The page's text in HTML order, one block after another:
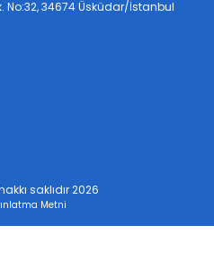
No:32, 34674 Üsküdar/İstanbul
saklıdır 2026
Metni